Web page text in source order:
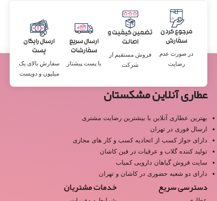
مرجوع کردن
سفارش
در صورت عدم
رضایت
تضمین کیفیت و
اصالت
فروش مستقیم از
شرکت
ارسال سریع
سفارشات
با پست پیشتاز
ارسال رایگان
پست
سفارش بالای یک
میلیون و دویست
عطاری آنلاین مشکستان
بهترین عطاری آنلاین با بیشترین رضایت مشتری
ارسال فوری در تهران
دارای جواز کسب از اتحادیه کسب و کار های مجازی
تولید کننده گلاب و عرقیات در فین کاشان
سایت فروش گیاهان دارویی کمیاب
دارای دو شعبه حضوری در کاشان و تهران
دسترسی سریع خدمات مشتریان